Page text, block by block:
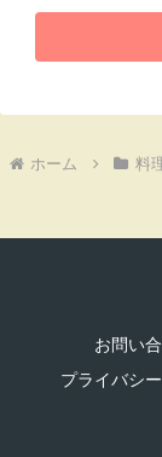
ホーム 料
お問い
プライバシ